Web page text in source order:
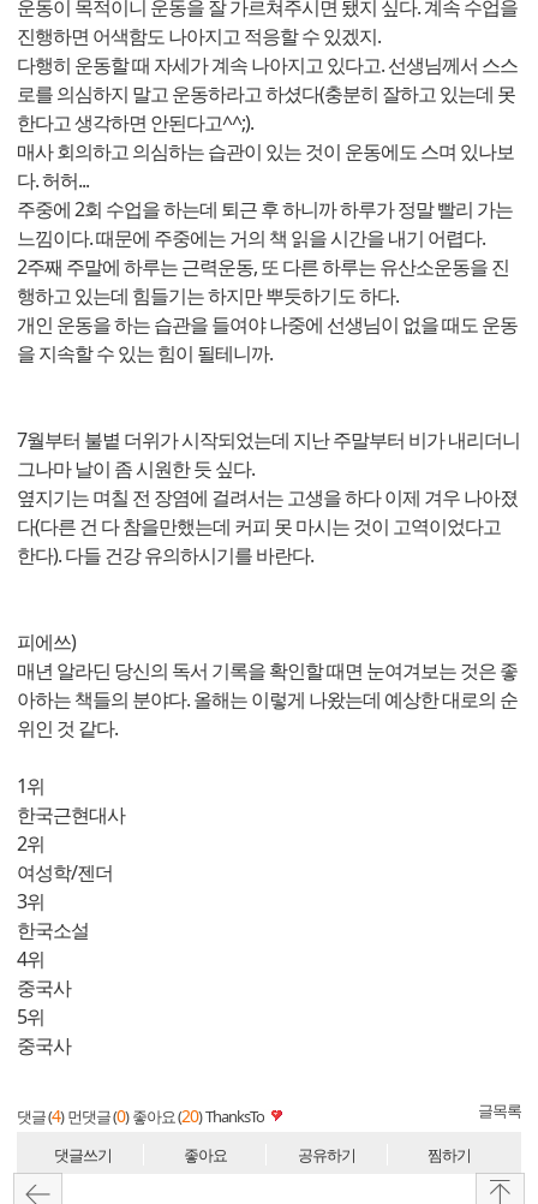
운동이 목적이니 운동을 잘 가르쳐주시면 됐지 싶다. 계속 수업을
진행하면 어색함도 나아지고 적응할 수 있겠지.
다행히 운동할 때 자세가 계속 나아지고 있다고. 선생님께서 스스
로를 의심하지 말고 운동하라고 하셨다(충분히 잘하고 있는데 못
한다고 생각하면 안된다고^^;).
매사 회의하고 의심하는 습관이 있는 것이 운동에도 스며 있나보
다. 허허...
주중에 2회 수업을 하는데 퇴근 후 하니까 하루가 정말 빨리 가는
느낌이다. 때문에 주중에는 거의 책 읽을 시간을 내기 어렵다.
2주째 주말에 하루는 근력운동, 또 다른 하루는 유산소운동을 진
행하고 있는데 힘들기는 하지만 뿌듯하기도 하다.
개인 운동을 하는 습관을 들여야 나중에 선생님이 없을 때도 운동
을 지속할 수 있는 힘이 될테니까.
7월부터 불볕 더위가 시작되었는데 지난 주말부터 비가 내리더니
그나마 날이 좀 시원한 듯 싶다.
옆지기는 며칠 전 장염에 걸려서는 고생을 하다 이제 겨우 나아졌
다(다른 건 다 참을만했는데 커피 못 마시는 것이 고역이었다고
한다). 다들 건강 유의하시기를 바란다.
피에쓰)
매년 알라딘 당신의 독서 기록을 확인할 때면 눈여겨보는 것은 좋
아하는 책들의 분야다. 올해는 이렇게 나왔는데 예상한 대로의 순
위인 것 같다.
1위
한국근현대사
2위
여성학/젠더
3위
한국소설
4위
중국사
5위
중국사
댓글 (4) 먼댓글 (0) 좋아요 (20)ThanksTo 글목록
댓글쓰기 좋아요 공유하기 찜하기